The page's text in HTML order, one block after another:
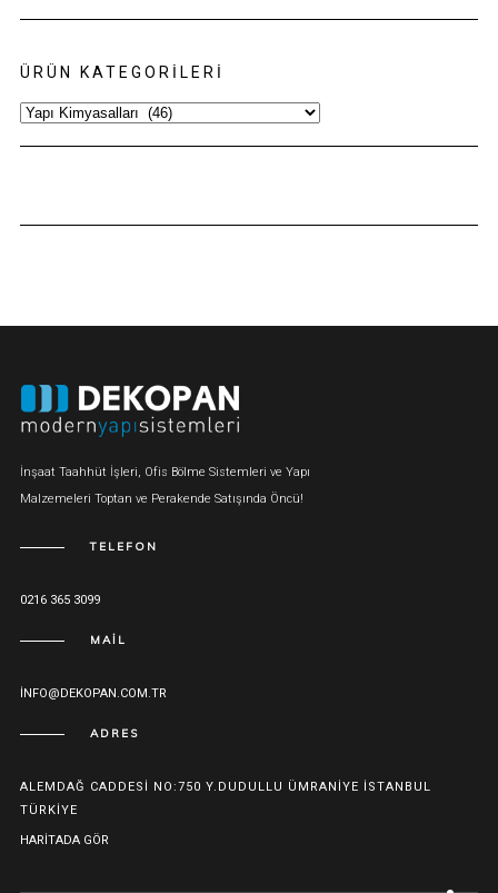
ÜRÜN KATEGORILERI
İnşaat Taahhüt İşleri, Ofis Bölme Sistemleri ve Yapı
Malzemeleri Toptan ve Perakende Satışında Öncü!
TELEFON
0216 365 3099
MAIL
INFO@DEKOPAN.COM.TR
ADRES
ALEMDAĞ CADDESI NO:750 Y.DUDULLU ÜMRANIYE İSTANBUL
TÜRKIYE
HARITADA GÖR